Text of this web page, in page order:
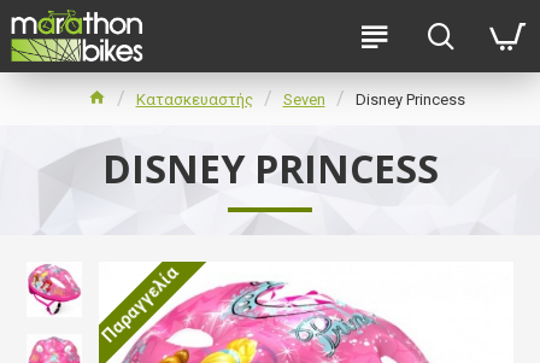
Κατασκευαστής Seven Disney Princess
DISNEY PRINCESS
Παραγγελία